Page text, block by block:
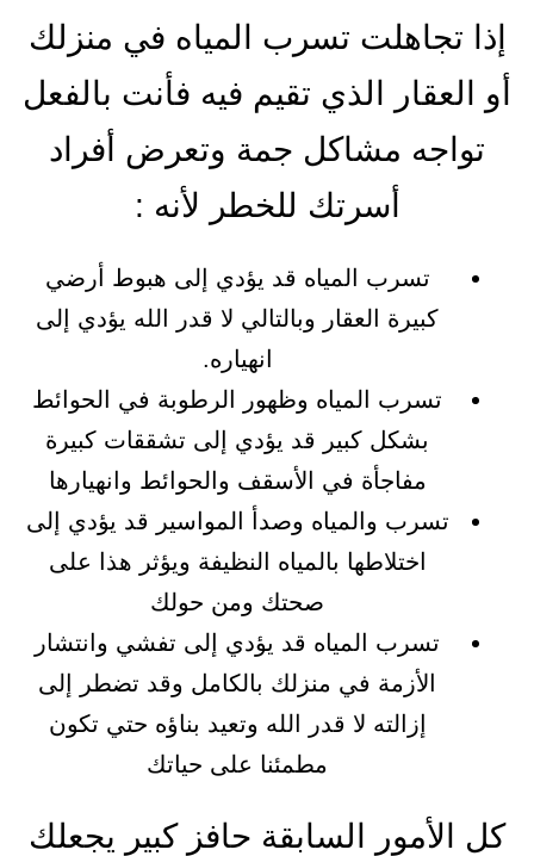
إذا تجاهلت تسرب المياه في منزلك
أو العقار الذي تقيم فيه فأنت بالفعل
تواجه مشاكل جمة وتعرض أفراد
أسرتك للخطر لأنه :
تسرب المياه قد يؤدي إلى هبوط أرضي
كبيرة العقار وبالتالي لا قدر الله يؤدي إلى
انهياره.
تسرب المياه وظهور الرطوبة في الحوائط
بشكل كبير قد يؤدي إلى تشققات كبيرة
مفاجأة في الأسقف والحوائط وانهيارها
تسرب والمياه وصدأ المواسير قد يؤدي إلى
اختلاطها بالمياه النظيفة ويؤثر هذا على
صحتك ومن حولك
تسرب المياه قد يؤدي إلى تفشي وانتشار
الأزمة في منزلك بالكامل وقد تضطر إلى
إزالته لا قدر الله وتعيد بناؤه حتي تكون
مطمئنا على حياتك
كل الأمور السابقة حافز كبير يجعلك